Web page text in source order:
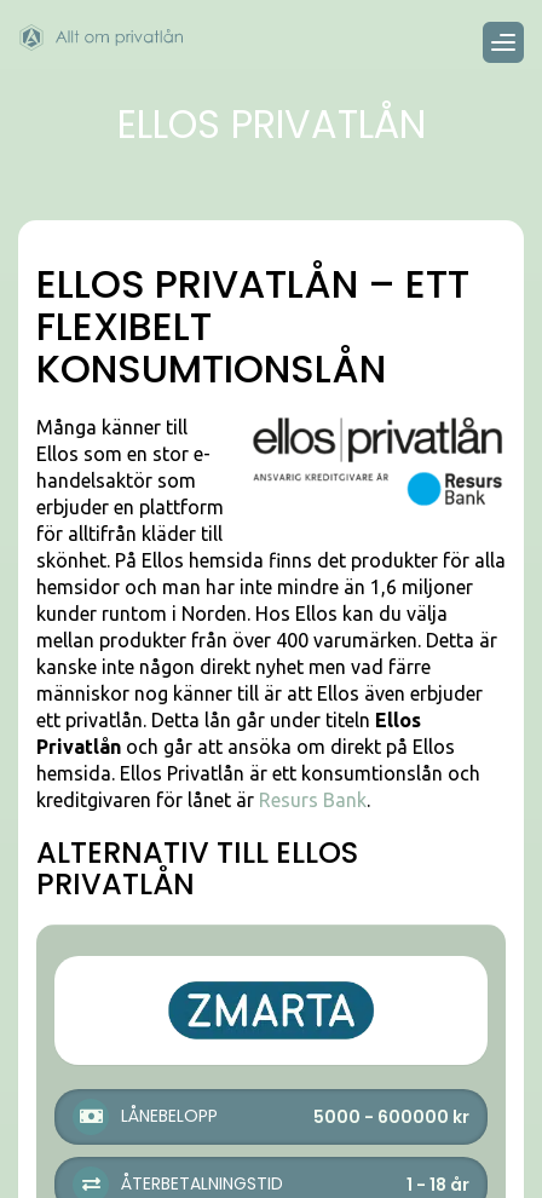
ELLOS PRIVATLÅN
ELLOS PRIVATLÅN – ETT
FLEXIBELT
KONSUMTIONSLÅN
Många känner till
Ellos som en stor e-
handelsaktör som
erbjuder en plattform
för alltifrån kläder till
skönhet. På Ellos hemsida finns det produkter för alla
hemsidor och man har inte mindre än 1,6 miljoner
kunder runtom i Norden. Hos Ellos kan du välja
mellan produkter från över 400 varumärken. Detta är
kanske inte någon direkt nyhet men vad färre
människor nog känner till är att Ellos även erbjuder
ett privatlån. Detta lån går under titeln Ellos
Privatlån och går att ansöka om direkt på Ellos
hemsida. Ellos Privatlån är ett konsumtionslån och
kreditgivaren för lånet är Resurs Bank.
ALTERNATIV TILL ELLOS
PRIVATLÅN
LÅNEBELOPP 5000 - 600000 kr
ÅTERBETALNINGSTID 1 - 18 år